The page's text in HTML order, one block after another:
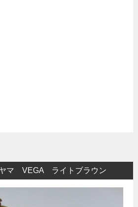
マ VEGA ライトブラウン